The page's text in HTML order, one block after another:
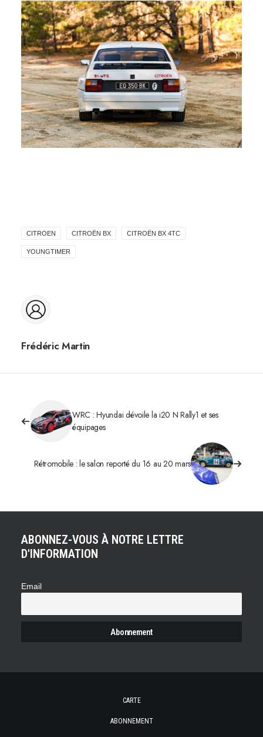
CITROEN CITROËN BX CITROËN BX 4TC
YOUNGTIMER
Frédéric Martin
WRC : Hyundai dévoile la i20 N Rally1 et ses
équipages
Rétromobile : le salon reporté du 16 au 20 mars
ABONNEZ-VOUS À NOTRE LETTRE
D'INFORMATION
Email
CARTE
ABONNEMENT